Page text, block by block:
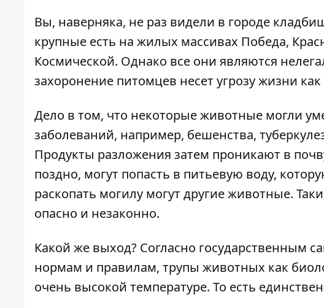
Вы, наверняка, не раз видели в городе
крупные есть на жилых массивах Победа,
Космической. Однако все они являются
захоронение питомцев несет угрозу жизни
Дело в том, что некоторые животные могли
заболеваний, например, бешенства,
Продукты разложения затем проникают в
поздно, могут попасть в питьевую воду,
раскопать могилу могут другие животные.
опасно и незаконно.
Какой же выход? Согласно государственным
нормам и правилам, трупы животных как
очень высокой температуре. То есть